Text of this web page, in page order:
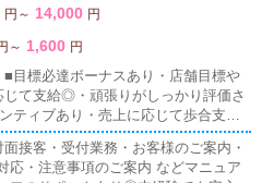
円 ～ 14,000 円
～ 1,600 円
■目標必達ボーナスあり・店舗目標や
じて支給◎・頑張りがしっかり評価さ
ティブあり・売上に応じて歩合支
に収入へ反映されます■試用期間あ
試用期間あり・未経験でも安心してス
いOK・急な出費にも対応可能・働い
面接客・受付業務・お客様のご案内・
応・注意事項のご案内 などマニュア